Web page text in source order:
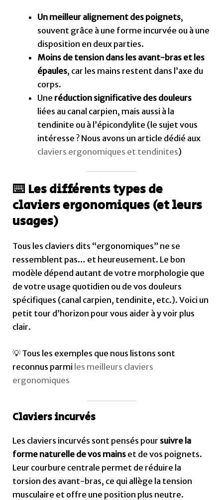
Un meilleur alignement des poignets,
souvent grâce à une forme incurvée ou à une
disposition en deux parties.
Moins de tension dans les avant-bras et les
épaules, car les mains restent dans l’axe du
corps.
Une réduction significative des douleurs
liées au canal carpien, mais aussi à la
tendinite ou à l’épicondylite (le sujet vous
intéresse ? Nous avons un article dédié aux
claviers ergonomiques et tendinites)
⌨️ Les différents types de
claviers ergonomiques (et leurs
usages)
Tous les claviers dits “ergonomiques” ne se
ressemblent pas… et heureusement. Le bon
modèle dépend autant de votre morphologie que
de votre usage quotidien ou de vos douleurs
spécifiques (canal carpien, tendinite, etc.). Voici un
petit tour d’horizon pour vous aider à y voir plus
clair.
💡 Tous les exemples que nous listons sont
reconnus parmi les meilleurs claviers
ergonomiques
Claviers incurvés
Les claviers incurvés sont pensés pour suivre la
forme naturelle de vos mains et de vos poignets.
Leur courbure centrale permet de réduire la
torsion des avant-bras, ce qui allège la tension
musculaire et offre une position plus neutre.